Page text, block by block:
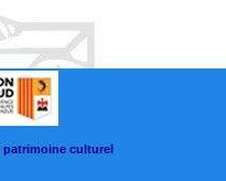
patrimoine culturel